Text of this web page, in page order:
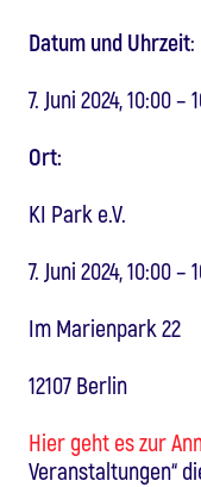
Datum und Uhrzeit:
7. Juni 2024, 10:00
Ort:
KI Park e.V.
7. Juni 2024, 10:00
Im Marienpark 22
12107 Berlin
Hier geht es zur
Veranstaltungen“